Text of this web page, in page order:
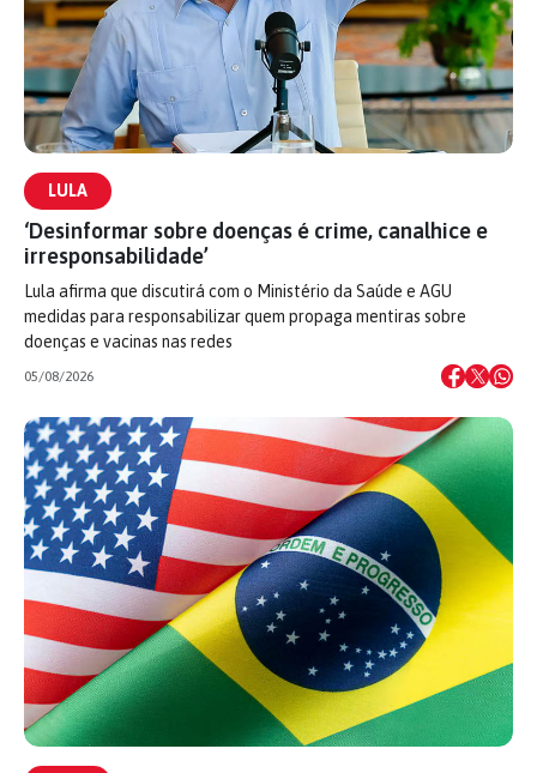
LULA
‘Desinformar sobre doenças é crime, canalhice e
irresponsabilidade’
Lula afirma que discutirá com o Ministério da Saúde e AGU
medidas para responsabilizar quem propaga mentiras sobre
doenças e vacinas nas redes
05/08/2026